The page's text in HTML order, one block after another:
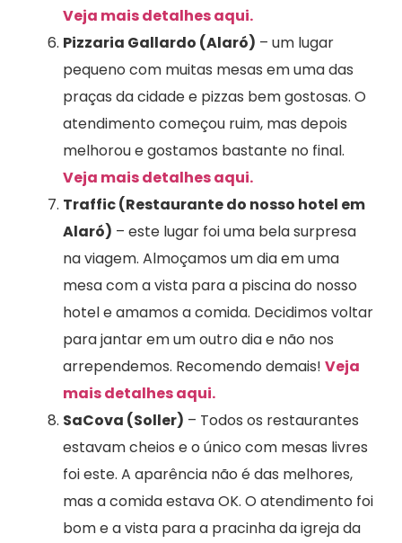
Veja mais detalhes aqui.
Pizzaria Gallardo (Alaró) – um lugar
pequeno com muitas mesas em uma das
praças da cidade e pizzas bem gostosas. O
atendimento começou ruim, mas depois
melhorou e gostamos bastante no final.
Veja mais detalhes aqui.
Traffic (Restaurante do nosso hotel em
Alaró) – este lugar foi uma bela surpresa
na viagem. Almoçamos um dia em uma
mesa com a vista para a piscina do nosso
hotel e amamos a comida. Decidimos voltar
para jantar em um outro dia e não nos
arrependemos. Recomendo demais! Veja
mais detalhes aqui.
SaCova (Soller) – Todos os restaurantes
estavam cheios e o único com mesas livres
foi este. A aparência não é das melhores,
mas a comida estava OK. O atendimento foi
bom e a vista para a pracinha da igreja da